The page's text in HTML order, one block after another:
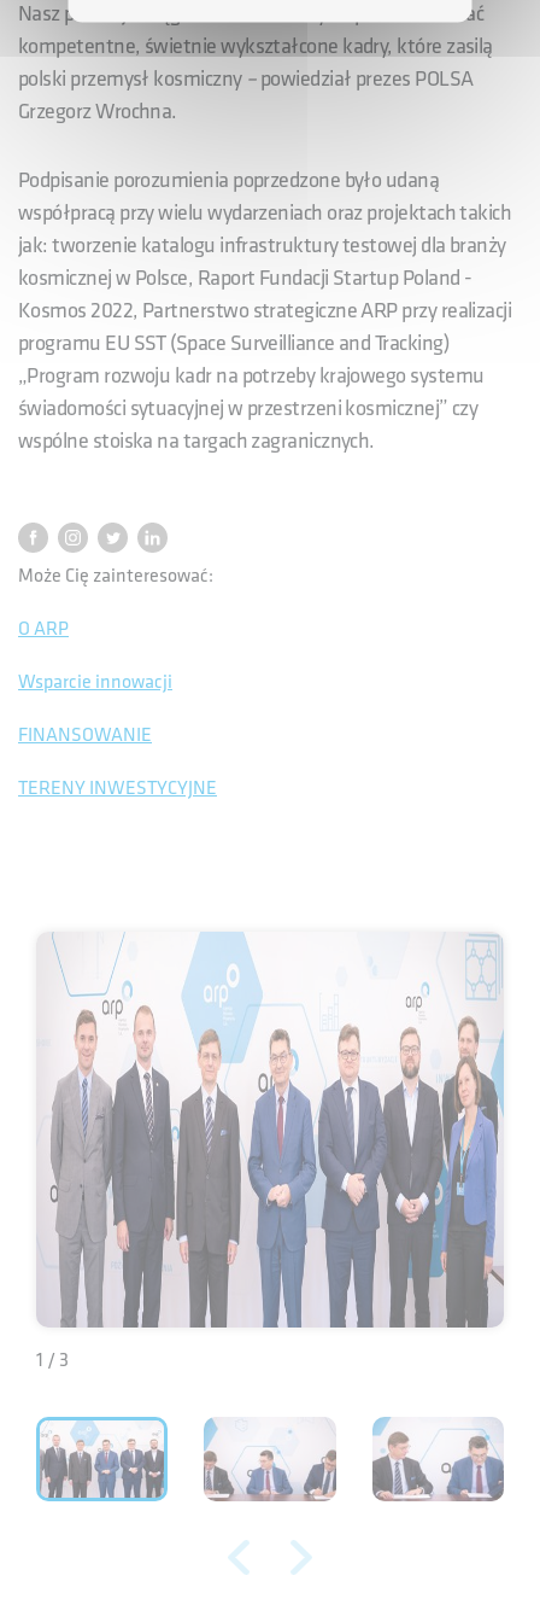
Nasz potencjał ciągle rośnie. Chcemy wspólnie budować
kompetentne, świetnie wykształcone kadry, które zasilą
polski przemysł kosmiczny–powiedział prezes POLSA
Grzegorz Wrochna.
Podpisanie porozumienia poprzedzone było udaną
współpracą przy wielu wydarzeniach oraz projektach takich
jak: tworzenie katalogu infrastruktury testowej dla branży
kosmicznej w Polsce, Raport Fundacji Startup Poland -
Kosmos 2022, Partnerstwo strategiczne ARP przy realizacji
programu EU SST (Space Surveilliance and Tracking)
„Program rozwoju kadr na potrzeby krajowego systemu
świadomości sytuacyjnej w przestrzeni kosmicznej” czy
wspólne stoiska na targach zagranicznych.
Może Cię zainteresować:
O ARP
Wsparcie innowacji
FINANSOWANIE
TERENY INWESTYCYJNE
1 / 3